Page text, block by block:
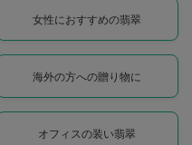
女性におすすめの翡翠
海外の方への贈り物に
オフィスの装い翡翠